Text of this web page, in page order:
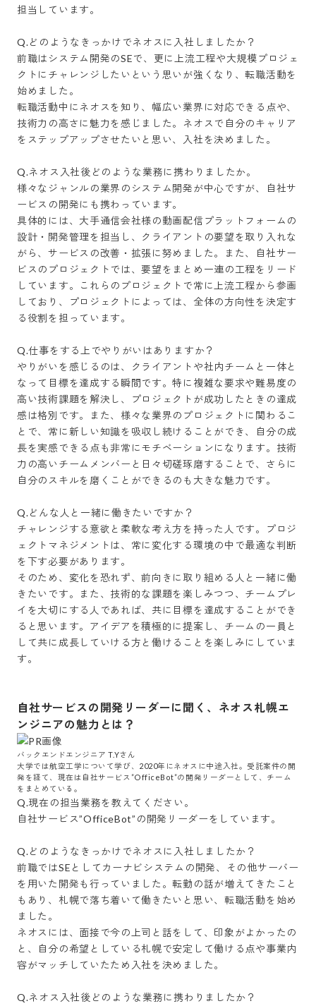
担当しています。
Q.どのようなきっかけでネオスに入社しましたか？
前職はシステム開発のSEで、更に上流工程や大規模プロジェ
クトにチャレンジしたいという思いが強くなり、転職活動を
始めました。
転職活動中にネオスを知り、幅広い業界に対応できる点や、
技術力の高さに魅力を感じました。ネオスで自分のキャリア
をステップアップさせたいと思い、入社を決めました。
Q.ネオス入社後どのような業務に携わりましたか。
様々なジャンルの業界のシステム開発が中心ですが、自社サ
ービスの開発にも携わっています。
具体的には、大手通信会社様の動画配信プラットフォームの
設計・開発管理を担当し、クライアントの要望を取り入れな
がら、サービスの改善・拡張に努めました。また、自社サー
ビスのプロジェクトでは、要望をまとめ一連の工程をリード
しています。これらのプロジェクトで常に上流工程から参画
しており、プロジェクトによっては、全体の方向性を決定す
る役割を担っています。
Q.仕事をする上でやりがいはありますか？
やりがいを感じるのは、クライアントや社内チームと一体と
なって目標を達成する瞬間です。特に複雑な要求や難易度の
高い技術課題を解決し、プロジェクトが成功したときの達成
感は格別です。また、様々な業界のプロジェクトに関わるこ
とで、常に新しい知識を吸収し続けることができ、自分の成
長を実感できる点も非常にモチベーションになります。技術
力の高いチームメンバーと日々切磋琢磨することで、さらに
自分のスキルを磨くことができるのも大きな魅力です。
Q.どんな人と一緒に働きたいですか？
チャレンジする意欲と柔軟な考え方を持った人です。プロジ
ェクトマネジメントは、常に変化する環境の中で最適な判断
を下す必要があります。
そのため、変化を恐れず、前向きに取り組める人と一緒に働
きたいです。また、技術的な課題を楽しみつつ、チームプレ
イを大切にする人であれば、共に目標を達成することができ
ると思います。アイデアを積極的に提案し、チームの一員と
して共に成長していける方と働けることを楽しみにしていま
す。
自社サービスの開発リーダーに聞く、ネオス札幌エ
ンジニアの魅力とは？
バックエンドエンジニア T.Yさん
大学では航空工学について学び、2020年にネオスに中途入社。受託案件の開
発を経て、現在は自社サービス”OfficeBot”の開発リーダーとして、チーム
をまとめている。
Q.現在の担当業務を教えてください。
自社サービス”OfficeBot”の開発リーダーをしています。
Q.どのようなきっかけでネオスに入社しましたか？
前職ではSEとしてカーナビシステムの開発、その他サーバー
を用いた開発も行っていました。転勤の話が増えてきたこと
もあり、札幌で落ち着いて働きたいと思い、転職活動を始め
ました。
ネオスには、面接で今の上司と話をして、印象がよかったの
と、自分の希望としている札幌で安定して働ける点や事業内
容がマッチしていたため入社を決めました。
Q.ネオス入社後どのような業務に携わりましたか？